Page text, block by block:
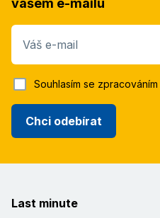
vašem e-mailu
Váš e-mail
Chci odebírat
Souhlasím se zpracováním
Last minute